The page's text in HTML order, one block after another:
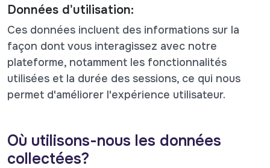
Données d'utilisation:
Ces données incluent des informations sur la
façon dont vous interagissez avec notre
plateforme, notamment les fonctionnalités
utilisées et la durée des sessions, ce qui nous
permet d'améliorer l'expérience utilisateur.
Où utilisons-nous les données
collectées?